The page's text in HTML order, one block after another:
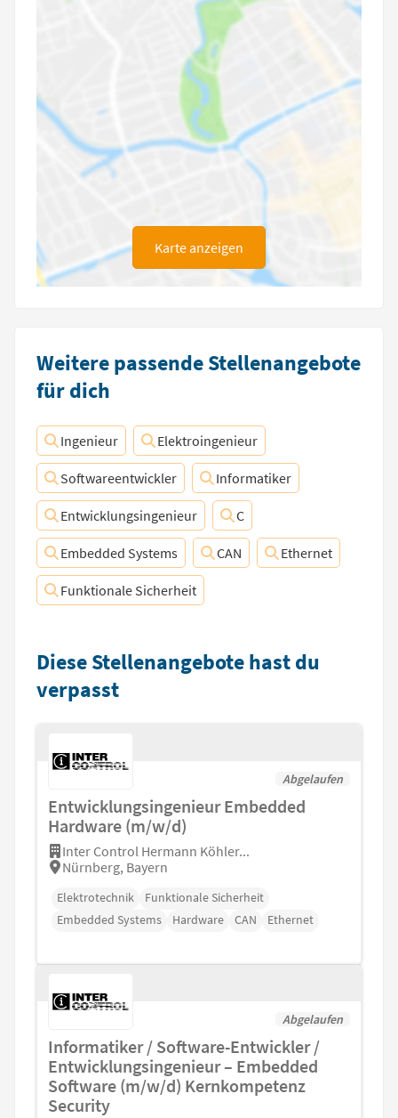
Karte anzeigen
Weitere passende Stellenangebote
für dich
Ingenieur Elektroingenieur
Softwareentwickler Informatiker
Entwicklungsingenieur C
Embedded Systems CAN Ethernet
Funktionale Sicherheit
Diese Stellenangebote hast du
verpasst
Abgelaufen
Entwicklungsingenieur Embedded
Hardware (m/w/d)
Inter Control Hermann Köhler...
Nürnberg, Bayern
Elektrotechnik
Funktionale Sicherheit
Embedded Systems
Hardware CAN Ethernet
Abgelaufen
Informatiker / Software-Entwickler /
Entwicklungsingenieur – Embedded
Software (m/w/d) Kernkompetenz
Security